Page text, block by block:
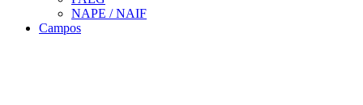
NAPE / NAIF
Campos